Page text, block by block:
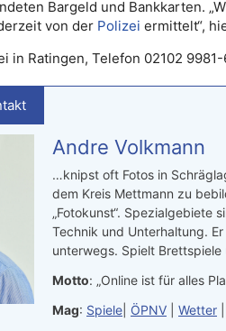
Bargeld und Bankkarten.
von der Polizei ermittelt“,
in Ratingen, Telefon 02102
Andre Volkmann
…knipst oft Fotos in
dem Kreis Mettmann zu
„Fotokunst“. Spezialgebiete
Technik und Unterhaltung.
unterwegs. Spielt Brettspiele
Motto: „Online ist für alles
Mag: Spiele ÖPNV Wetter